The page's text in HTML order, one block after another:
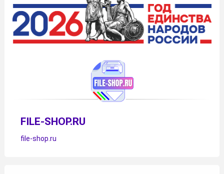
FILE-SHOP.RU
file-shop.ru